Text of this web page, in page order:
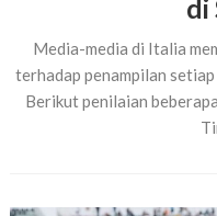
di
Media-media di Italia
terhadap penampilan
Berikut penilaian